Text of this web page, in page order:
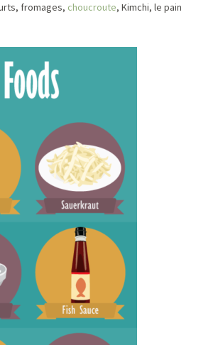
fromages, choucroute, Kimchi, le pain